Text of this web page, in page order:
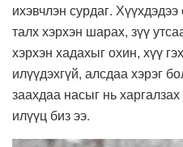
ихэвчлэн сурдаг.
талх хэрхэн шарах, зүү
хэрхэн хадахыг охин, хүү
илүүдэхгүй, алсдаа хэрэг
заахдаа насыг нь
илүүц биз ээ.